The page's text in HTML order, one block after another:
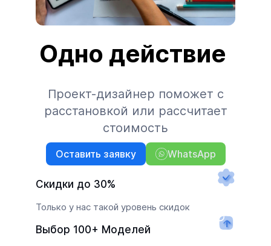
Одно действие
Проект-дизайнер поможет с
расстановкой или рассчитает
стоимость
Оставить заявку WhatsApp
Скидки до 30%
Только у нас такой уровень скидок
Выбор 100+ Моделей